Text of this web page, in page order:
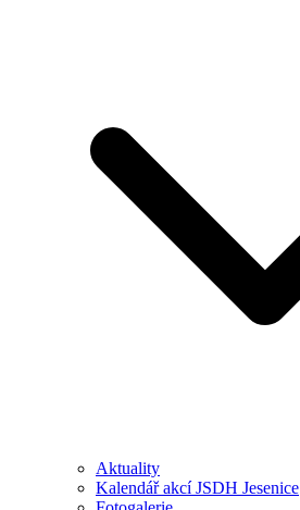
Aktuality
Kalendář akcí JSDH Jesenice